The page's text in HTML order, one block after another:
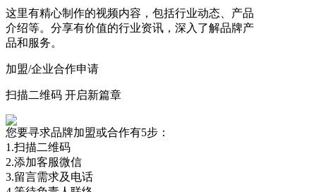
这里有精心制作的视频内容，包括行业动态、产品
介绍等。分享有价值的行业资讯，深入了解品牌产
品和服务。
加盟/企业合作申请
扫描二维码 开启新篇章
您要寻求品牌加盟或合作有5步：
1.扫描二维码
2.添加客服微信
3.留言需求及电话